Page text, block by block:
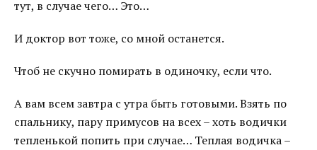
тут, в случае чего… Это…
И доктор вот тоже, со мной останется.
Чтоб не скучно помирать в одиночку, если что.
А вам всем завтра с утра быть готовыми. Взять по
спальнику, пару примусов на всех – хоть водички
тепленькой попить при случае… Теплая водичка –